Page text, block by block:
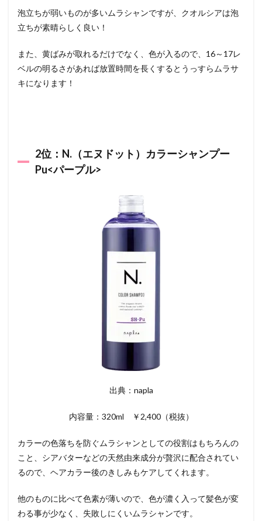
泡立ちが弱いものが多いムラシャンですが、クオルシアは泡
立ちが素晴らしく良い！
また、黄ばみが取れるだけでなく、色が入るので、16～17レ
ベルの明るさがあれば放置時間を長くするとうっすらムラサ
キになります！
2位：N.（エヌドット）カラーシャンプー
Pu<パープル>
出典：napla
内容量：320ml ￥2,400（税抜）
カラーの色落ちを防ぐムラシャンとしての役割はもちろんの
こと、シアバターなどの天然由来成分が贅沢に配合されてい
るので、ヘアカラー後のきしみもケアしてくれます。
他のものに比べて色素が薄いので、色が濃く入って髪色が変
わる事が少なく、失敗しにくいムラシャンです。